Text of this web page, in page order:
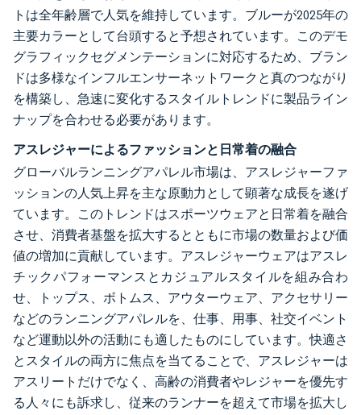
トは全年齢層で人気を維持しています。ブルーが2025年の
主要カラーとして台頭すると予想されています。このデモ
グラフィックセグメンテーションに対応するため、ブラン
ドは多様なインフルエンサーネットワークと真のつながり
を構築し、急速に変化するスタイルトレンドに製品ライン
ナップを合わせる必要があります。
アスレジャーによるファッションと日常着の融合
グローバルランニングアパレル市場は、アスレジャーファ
ッションの人気上昇を主な原動力として顕著な成長を遂げ
ています。このトレンドはスポーツウェアと日常着を融合
させ、消費者基盤を拡大するとともに市場の数量および価
値の増加に貢献しています。アスレジャーウェアはアスレ
チックパフォーマンスとカジュアルスタイルを組み合わ
せ、トップス、ボトムス、アウターウェア、アクセサリー
などのランニングアパレルを、仕事、用事、社交イベント
など運動以外の活動にも適したものにしています。快適さ
とスタイルの両方に焦点を当てることで、アスレジャーは
アスリートだけでなく、高齢の消費者やレジャーを優先す
る人々にも訴求し、従来のランナーを超えて市場を拡大し